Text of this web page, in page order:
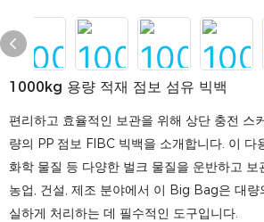
1000kg 용량 적재 점보 섬유 빅백
편리하고 효율적인 보관을 위해 상단 충전
량의 PP 점보 FIBC 빅백을 소개합니다. 이 다
화학 물질 등 다양한 벌크 물질을 운반하고 보
농업, 건설, 제조 분야에서 이 Big Bag은 대
실하게 처리하는 데 필수적인 도구입니다.